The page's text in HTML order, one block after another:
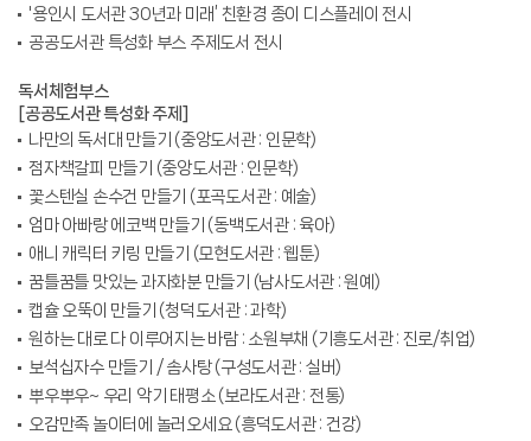
'용인시 도서관 30년과 미래’ 친환경 종이 디스플레이 전시
공공도서관 특성화 부스 주제도서 전시
독서체험부스
[공공도서관 특성화 주제]
나만의 독서대 만들기 (중앙도서관 : 인문학)
점자책갈피 만들기 (중앙도서관 : 인문학)
꽃스텐실 손수건 만들기 (포곡도서관 : 예술)
엄마 아빠랑 에코백 만들기 (동백도서관 : 육아)
애니 캐릭터 키링 만들기 (모현도서관 : 웹툰)
꿈틀꿈틀 맛있는 과자화분 만들기 (남사도서관 : 원예)
캡슐 오뚝이 만들기 (청덕도서관 : 과학)
원하는 대로 다 이루어지는 바람 : 소원부채 (기흥도서관 : 진로/취업)
보석십자수 만들기 / 솜사탕 (구성도서관 : 실버)
뿌우뿌우~ 우리 악기 태평소 (보라도서관 : 전통)
오감만족 놀이터에 놀러오세요 (흥덕도서관 : 건강)